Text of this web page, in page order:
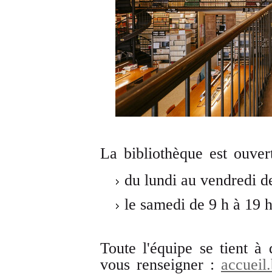
La bibliothèque est
du lundi au vendredi
le samedi de 9 h à 19
Toute l'équipe se tient à
vous renseigner :